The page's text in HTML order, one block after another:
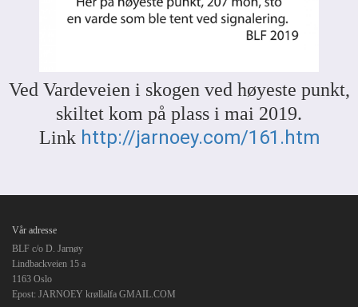
Ved Vardeveien i skogen ved høyeste punkt,
skiltet kom på plass i mai 2019.
Link http://jarnoey.com/161.htm
Vår adresse
BLF c/o D. Jarnøy
Lindbackveien 15 a
1163 Oslo
Epost: JARNOEY krøllalfa GMAIL.COM